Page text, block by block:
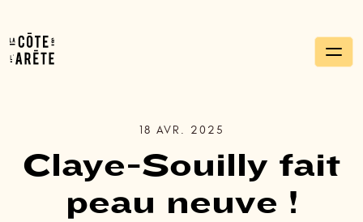
18 AVR. 2025
Claye-Souilly fait
peau neuve !